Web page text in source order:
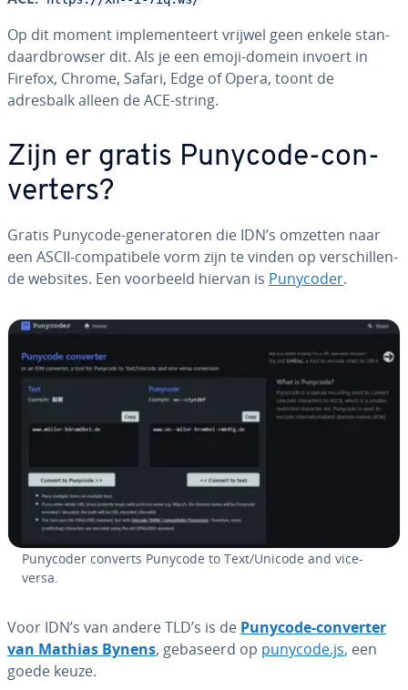
Op dit moment im­ple­men­teert vrijwel geen enkele stan­
daard­brow­ser dit. Als je een emoji-domein invoert in
Firefox, Chrome, Safari, Edge of Opera, toont de
adresbalk alleen de ACE-string.
Zijn er gratis Punycode-con­
ver­ters?
Gratis Punycode-ge­ne­ra­to­ren die IDN’s omzetten naar
een ASCII-com­pa­ti­be­le vorm zijn te vinden op ver­schil­len­
de websites. Een voorbeeld hiervan is Punycoder.
Punycoder converts Punycode to Text/Unicode and vice-
versa.
Voor IDN’s van andere TLD’s is de Punycode-converter
van Mathias Bynens, gebaseerd op punycode.js, een
goede keuze.